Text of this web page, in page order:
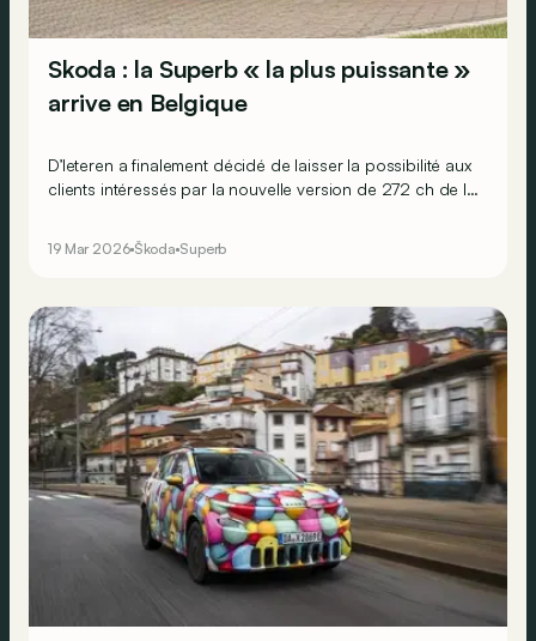
Skoda : la Superb « la plus puissante »
arrive en Belgique
D’Ieteren a finalement décidé de laisser la possibilité aux
clients intéressés par la nouvelle version de 272 ch de la
en Belgique. Avis aux amateurs d’exclusivité…
19 Mar 2026 Škoda Superb